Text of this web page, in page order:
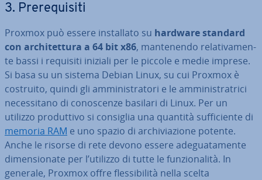
3. Pre­re­qui­si­ti
Proxmox può essere in­stal­la­to su hardware standard
con ar­chi­tet­tu­ra a 64 bit x86, man­te­nen­do re­la­ti­va­men­
te bassi i requisiti iniziali per le piccole e medie imprese.
Si basa su un sistema Debian Linux, su cui Proxmox è
costruito, quindi gli am­mi­ni­stra­to­ri e le am­mi­ni­stra­tri­ci
ne­ces­si­ta­no di co­no­scen­ze basilari di Linux. Per un
utilizzo pro­dut­ti­vo si consiglia una quantità suf­fi­cien­te di
memoria RAM e uno spazio di ar­chi­via­zio­ne potente.
Anche le risorse di rete devono essere ade­gua­ta­men­te
di­men­sio­na­te per l’utilizzo di tutte le fun­zio­na­li­tà. In
generale, Proxmox offre fles­si­bi­li­tà nella scelta